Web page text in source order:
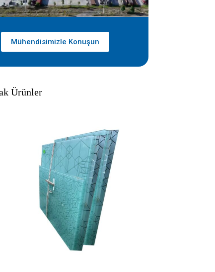
Mühendisimizle Konuşun
Ürünler